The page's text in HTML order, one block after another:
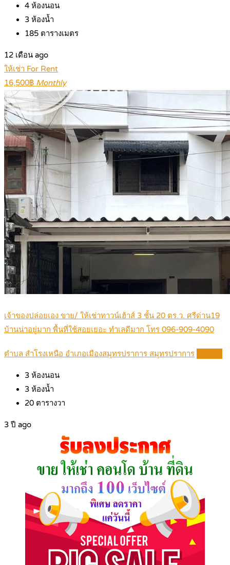
4 ห้องนอน
3 ห้องน้ำ
185 ตารางเมตร
12 เดือน ago
ให้เช่า For Rent
16,500฿ Monthly
เจ้าของปล่อยเอง ขาย/ ให้เช่าทาวน์เฮ้าส์ 3 ชั้น 20 ตร.ว. ศรีด่าน19
บ้านน่าอยู่มาก พื้นที่ใช้สอยเยอะ ทำเลดีมาก โทร 096-909-4090
ตำบล สำโรงเหนือ อำเภอเมืองสมุทรปราการ สมุทรปราการ
3 ห้องนอน
3 ห้องน้ำ
20 ตารางวา
3 ปี ago